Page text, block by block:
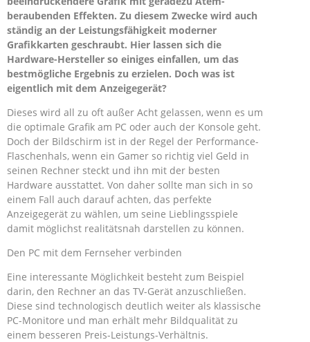
beraubenden Effekten. Zu diesem Zwecke wird auch
ständig an der Leistungsfähigkeit moderner
Grafikkarten geschraubt. Hier lassen sich die
Hardware-Hersteller so einiges einfallen, um das
bestmögliche Ergebnis zu erzielen. Doch was ist
eigentlich mit dem Anzeigegerät?
Dieses wird all zu oft außer Acht gelassen, wenn es um
die optimale Grafik am PC oder auch der Konsole geht.
Doch der Bildschirm ist in der Regel der Performance-
Flaschenhals, wenn ein Gamer so richtig viel Geld in
seinen Rechner steckt und ihn mit der besten
Hardware ausstattet. Von daher sollte man sich in so
einem Fall auch darauf achten, das perfekte
Anzeigegerät zu wählen, um seine Lieblingsspiele
damit möglichst realitätsnah darstellen zu können.
Den PC mit dem Fernseher verbinden
Eine interessante Möglichkeit besteht zum Beispiel
darin, den Rechner an das TV-Gerät anzuschließen.
Diese sind technologisch deutlich weiter als klassische
PC-Monitore und man erhält mehr Bildqualität zu
einem besseren Preis-Leistungs-Verhältnis.